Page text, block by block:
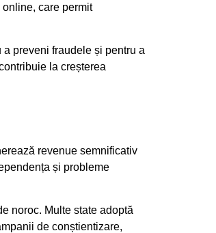
care permit
preveni fraudele și pentru a
la creșterea
revenue semnificativ
și probleme
noroc. Multe state adoptă
de conștientizare,